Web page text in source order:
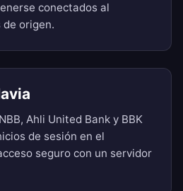
conectados al
origen.
Ahli United Bank y BBK
de sesión en el
seguro con un servidor